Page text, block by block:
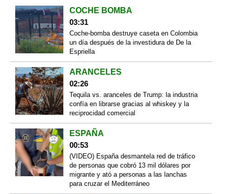
COCHE BOMBA
03:31
Coche-bomba destruye caseta en Colombia
un día después de la investidura de De la
Espriella
ARANCELES
02:26
Tequila vs. aranceles de Trump: la industria
confía en librarse gracias al whiskey y la
reciprocidad comercial
ESPAÑA
00:53
(VIDEO) España desmantela red de tráfico
de personas que cobró 13 mil dólares por
migrante y ató a personas a las lanchas
para cruzar el Mediterráneo